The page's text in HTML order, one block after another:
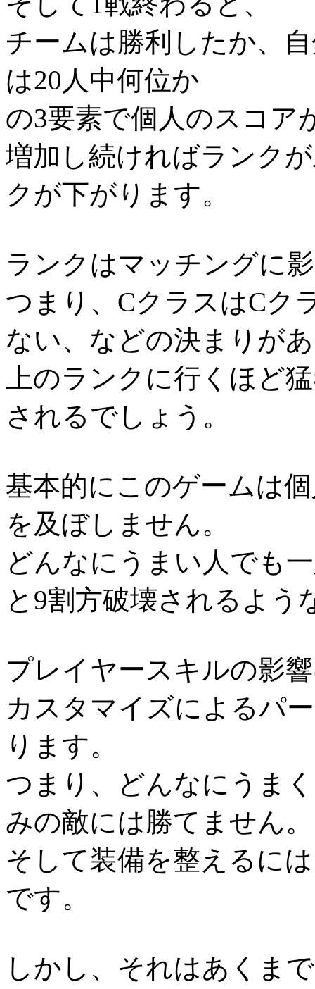
チームは勝利したか、
は20人中何位か
の3要素で個人のスコア
増加し続ければランク
クが下がります。
ランクはマッチングに
つまり、CクラスはCク
ない、などの決まりが
上のランクに行くほど
されるでしょう。
基本的にこのゲームは
を及ぼしません。
どんなにうまい人でも
と9割方破壊されるよう
プレイヤースキルの影
カスタマイズによるパ
ります。
つまり、どんなにうま
みの敵には勝てません。
そして装備を整えるに
です。
しかし、それはあくま